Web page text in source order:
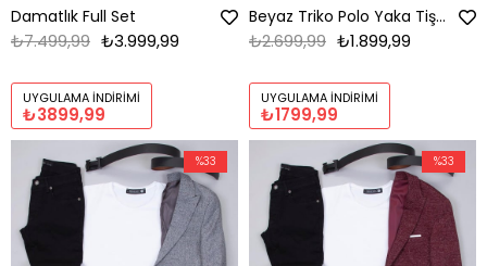
Damatlık Full Set
₺3.999,99
₺7.499,99
UYGULAMA İNDIRIMI
₺3899,99
Beyaz Triko Polo Yaka Tişört Kombini Erkek | Slim Fit Şık Komple Set
₺1.899,99
₺2.699,99
UYGULAMA İNDIRIMI
₺1799,99
%33 %33